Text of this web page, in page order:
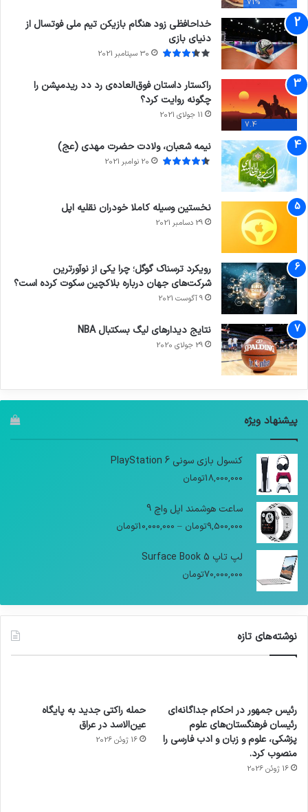
خداحافظی زود هنگام بازیکن تیم ملی فوتسال از
دنیای بازی
30 سپتامبر 2021
7.4
راکستار داستان فوق‌العاده‌ی رد دد ریدمپشن را
چگونه روایت کرد؟
11 جولای 2021
نیمه شعبان، ولادت حضرت مهدی (عج)
20 نوامبر 2021
نخستین وسیله کاملا خودران نقلیه اپل
29 دسامبر 2021
رویکرد ترسناک گوگل؛ چرا یکی از نوآورترین
شرکت‌های جهان درباره بلاکچین سکوت کرده است؟
9 آگوست 2021
نتایج دیدار‌های لیگ بسکتبال NBA
29 جولای 2020
پیشنهاد ویژه
کنسول بازی سونی PlayStation 6
18,000,000تومان
ساعت هوشمند اپل واچ 9
9,500,000تومان –
10,000,000تومان
لپ تاپ Surface Book 5
70,000,000تومان
نوشته‌های تازه
رئیس جمهور در احکام جداگانه‌ای
رئیسان فرهنگستان‌های علوم
پزشکی، علوم و زبان و ادب فارسی را
منصوب کرد.
16 ژوئن 2026
حمله راکتی جدید به پایگاه
عین‌الاسد در عراق
16 ژوئن 2026